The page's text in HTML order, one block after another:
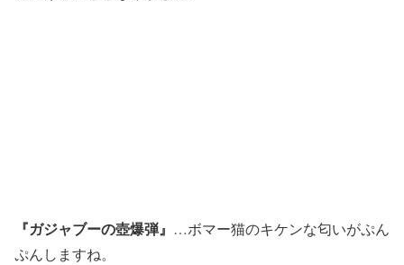
『ガジャブーの壺爆弾』 …ボマー猫のキケンな匂いがぷん
ぷんしますね。